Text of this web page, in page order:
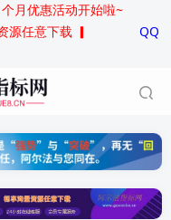
月优惠活动开始啦~
源任意下载 ▎
QQ